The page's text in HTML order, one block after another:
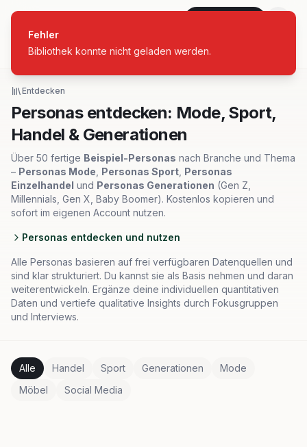
Fehler
Bibliothek konnte nicht geladen werden.
Alle Branchen
Entdecken
Personas entdecken: Mode, Sport,
Handel & Generationen
Über 50 fertige Beispiel-Personas nach Branche und Thema
– Personas Mode Personas Sport Personas
Einzelhandel und Personas Generationen (Gen Z,
Millennials, Gen X, Baby Boomer). Kostenlos kopieren und
sofort im eigenen Account nutzen.
Personas entdecken und nutzen
Alle Personas basieren auf frei verfügbaren Datenquellen und
sind klar strukturiert. Du kannst sie als Basis nehmen und daran
weiterentwickeln. Ergänze deine individuellen quantitativen
Daten und vertiefe qualitative Insights durch Fokusgruppen
und Interviews.
Alle Handel Sport Generationen
Mode
Möbel
Social Media